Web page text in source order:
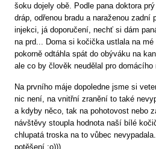
šoku dojely obě. Podle pana doktora
dráp, odřenou bradu a naraženou
injekci, já doporučení, nechť si dám
na prd... Doma si kočička ustlala na
pokorně odtáhla spát do obýváku na
ale co by člověk neudělal pro
Na prvního máje dopoledne jsme si
nic není, na vnitřní zranění to také
a kdyby něco, tak na pohotovost nebo
návštěvy stoupla hodnota naší bílé
chlupatá troska na to vůbec
potěšení :o)))